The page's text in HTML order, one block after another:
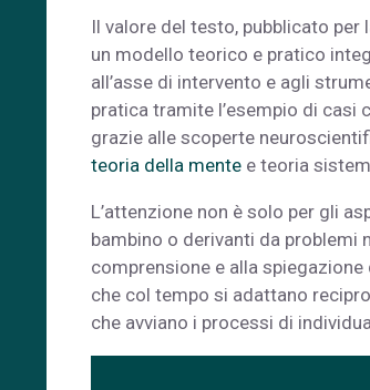
Il valore del testo, pubblicato
un modello teorico e pratico
all’asse di intervento e agli
pratica tramite l’esempio di casi
grazie alle scoperte
teoria della mente e teoria
L’attenzione non è solo per gli
bambino o derivanti da problemi
comprensione e alla
che col tempo si adattano
che avviano i processi di